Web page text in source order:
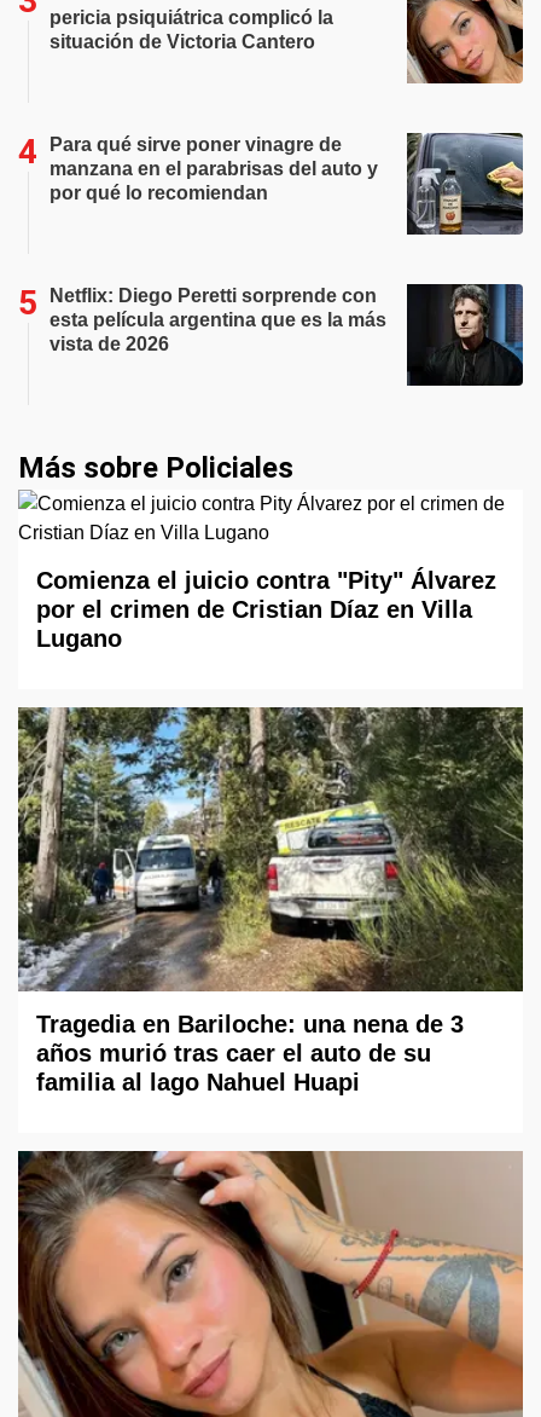
pericia psiquiátrica complicó la
situación de Victoria Cantero
Para qué sirve poner vinagre de
manzana en el parabrisas del auto y
por qué lo recomiendan
Netflix: Diego Peretti sorprende con
esta película argentina que es la más
vista de 2026
Más sobre Policiales
Comienza el juicio contra "Pity" Álvarez
por el crimen de Cristian Díaz en Villa
Lugano
Tragedia en Bariloche: una nena de 3
años murió tras caer el auto de su
familia al lago Nahuel Huapi